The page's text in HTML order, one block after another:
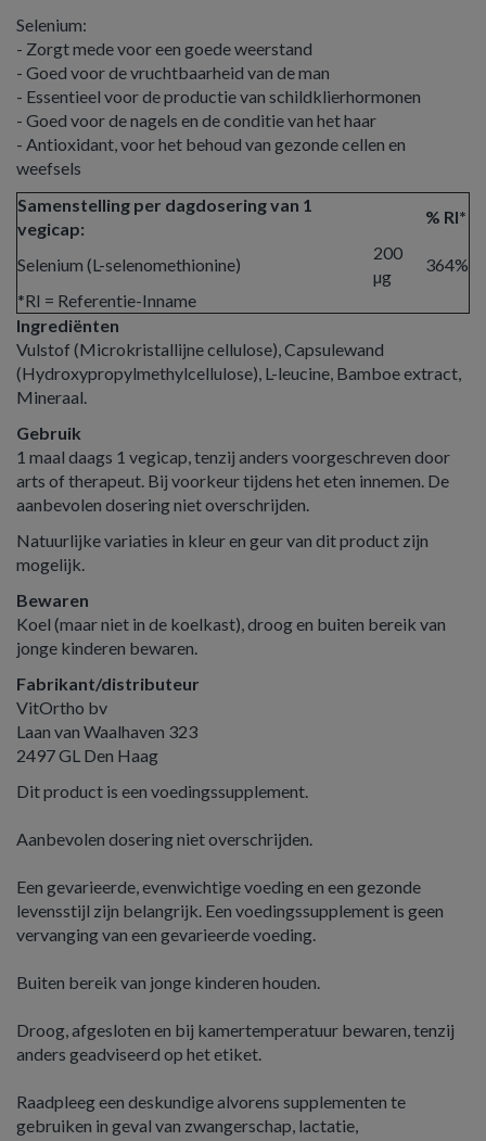
Selenium:
- Zorgt mede voor een goede weerstand
- Goed voor de vruchtbaarheid van de man
- Essentieel voor de productie van schildklierhormonen
- Goed voor de nagels en de conditie van het haar
- Antioxidant, voor het behoud van gezonde cellen en
weefsels
Samenstelling per dagdosering van 1
vegicap:
% RI*
Selenium (L-selenomethionine)
200
µg
364%
*RI = Referentie-Inname
Ingrediënten
Vulstof (Microkristallijne cellulose), Capsulewand
(Hydroxypropylmethylcellulose), L-leucine, Bamboe extract,
Mineraal.
Gebruik
1 maal daags 1 vegicap, tenzij anders voorgeschreven door
arts of therapeut. Bij voorkeur tijdens het eten innemen. De
aanbevolen dosering niet overschrijden.
Natuurlijke variaties in kleur en geur van dit product zijn
mogelijk.
Bewaren
Koel (maar niet in de koelkast), droog en buiten bereik van
jonge kinderen bewaren.
Fabrikant/distributeur
VitOrtho bv
Laan van Waalhaven 323
2497 GL Den Haag
Dit product is een voedingssupplement.
Aanbevolen dosering niet overschrijden.
Een gevarieerde, evenwichtige voeding en een gezonde
levensstijl zijn belangrijk. Een voedingssupplement is geen
vervanging van een gevarieerde voeding.
Buiten bereik van jonge kinderen houden.
Droog, afgesloten en bij kamertemperatuur bewaren, tenzij
anders geadviseerd op het etiket.
Raadpleeg een deskundige alvorens supplementen te
gebruiken in geval van zwangerschap, lactatie,